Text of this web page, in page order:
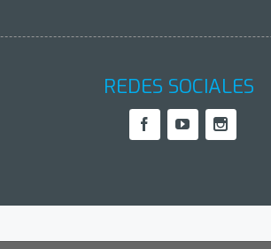
REDES SOCIALES